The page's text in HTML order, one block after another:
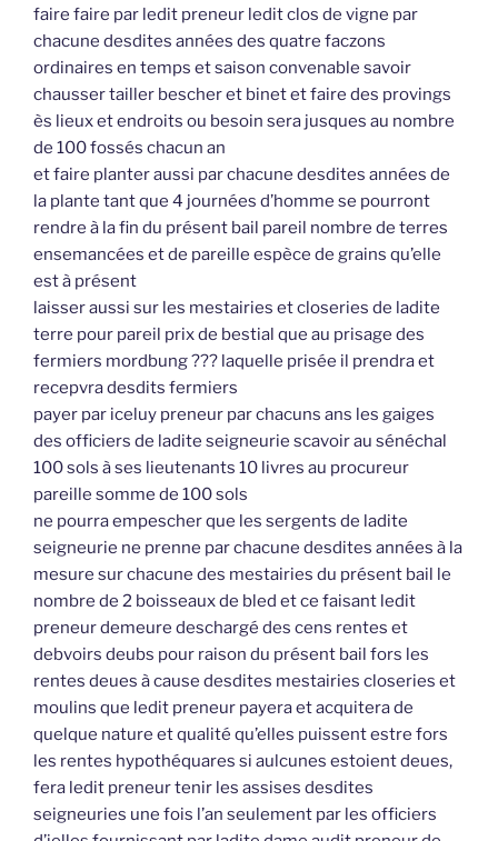
faire faire par ledit preneur ledit clos de vigne par
chacune desdites années des quatre faczons
ordinaires en temps et saison convenable savoir
chausser tailler bescher et binet et faire des provings
ès lieux et endroits ou besoin sera jusques au nombre
de 100 fossés chacun an
et faire planter aussi par chacune desdites années de
la plante tant que 4 journées d’homme se pourront
rendre à la fin du présent bail pareil nombre de terres
ensemancées et de pareille espèce de grains qu’elle
est à présent
laisser aussi sur les mestairies et closeries de ladite
terre pour pareil prix de bestial que au prisage des
fermiers mordbung ??? laquelle prisée il prendra et
recepvra desdits fermiers
payer par iceluy preneur par chacuns ans les gaiges
des officiers de ladite seigneurie scavoir au sénéchal
100 sols à ses lieutenants 10 livres au procureur
pareille somme de 100 sols
ne pourra empescher que les sergents de ladite
seigneurie ne prenne par chacune desdites années à la
mesure sur chacune des mestairies du présent bail le
nombre de 2 boisseaux de bled et ce faisant ledit
preneur demeure deschargé des cens rentes et
debvoirs deubs pour raison du présent bail fors les
rentes deues à cause desdites mestairies closeries et
moulins que ledit preneur payera et acquitera de
quelque nature et qualité qu’elles puissent estre fors
les rentes hypothéquares si aulcunes estoient deues,
fera ledit preneur tenir les assises desdites
seigneuries une fois l’an seulement par les officiers